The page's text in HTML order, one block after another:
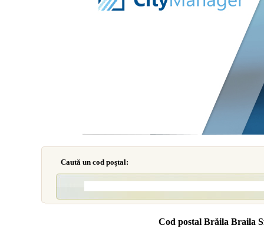
Caută un cod poştal:
Cod postal Brăila Braila